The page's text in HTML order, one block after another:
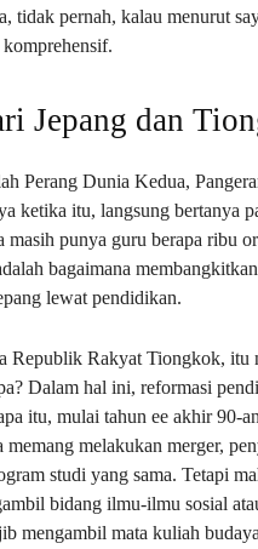
tidak pernah, kalau menurut
Jepang dan
Perang Dunia Kedua,
ketika itu, langsung bertanya
masih punya guru berapa ribu
bagaimana
lewat pendidikan.
Republik Rakyat Tiongkok, itu
Dalam hal ini, reformasi
itu, mulai tahun ee akhir 90-
memang melakukan merger,
studi yang sama. Tetapi
bidang ilmu-ilmu sosial
mengambil mata kuliah budaya